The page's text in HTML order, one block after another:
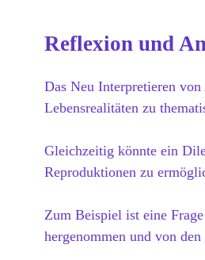
Reflexion und
Das Neu Interpretieren
Lebensrealitäten zu
Gleichzeitig könnte ein
Reproduktionen zu
Zum Beispiel ist eine
hergenommen und von